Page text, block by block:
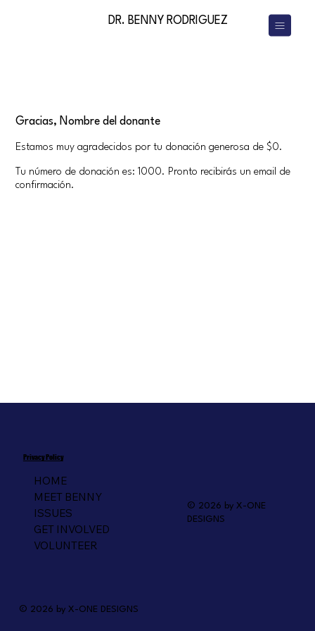
DR. BENNY RODRIGUEZ
Gracias, Nombre del donante
Estamos muy agradecidos por tu donación generosa de $0.
Tu número de donación es: 1000. Pronto recibirás un email de
confirmación.
© 2026 by X-ONE
DESIGNS
© 2026 by X-ONE DESIGNS
Privacy Policy
HOME
MEET BENNY
ISSUES
GET INVOLVED
VOLUNTEER